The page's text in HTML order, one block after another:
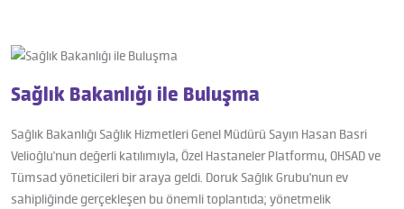
Sağlık Bakanlığı ile Buluşma
Sağlık Bakanlığı Sağlık Hizmetleri Genel Müdürü Sayın Hasan Basri
Velioğlu'nun değerli katılımıyla, Özel Hastaneler Platformu, OHSAD ve
Tümsad yöneticileri bir araya geldi. Doruk Sağlık Grubu'nun ev
sahipliğinde gerçekleşen bu önemli toplantıda; yönetmelik